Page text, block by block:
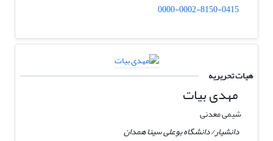
0000-0002-8150-0415
هیات تحریریه
مهدی بیات
شیمی معدنی
دانشیار/ دانشگاه بوعلی سینا همدان